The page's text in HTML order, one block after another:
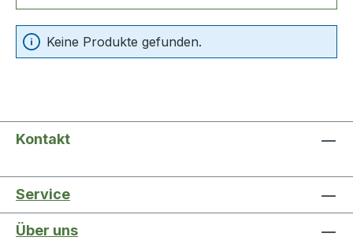
Keine Produkte gefunden.
Kontakt
Service
Über uns